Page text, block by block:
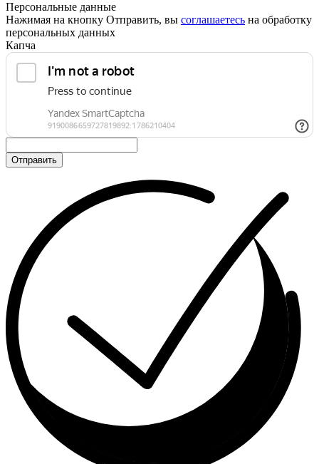
Персональные данные
Нажимая на кнопку Отправить, вы соглашаетесь на обработку
персональных данных
Капча
Отправить